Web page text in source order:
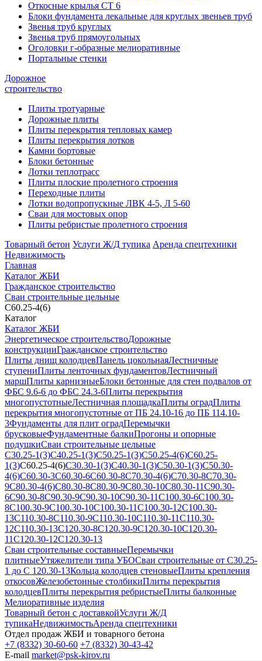
Откосные крылья СТ 6
Блоки фундамента лекальные для круглых звеньев труб
Звенья труб круглых
Звенья труб прямоугольных
Оголовки г-образные мелиоративные
Портальные стенки
Дорожное
строительство
Плиты тротуарные
Дорожные плиты
Плиты перекрытия тепловых камер
Плиты перекрытия лотков
Камни бортовые
Блоки бетонные
Лотки теплотрасс
Плиты плоские пролетного строения
Переходные плиты
Лотки водопропускные ЛВК 4-5, Л 5-60
Сваи для мостовых опор
Плиты ребристые пролетного строения
Товарный бетон Услуги Ж/Д тупика Аренда спецтехники
Недвижимость
Главная
Каталог ЖБИ
Гражданское строительство
Сваи строительные цельные
С60.25-4(6)
Каталог
Каталог ЖБИ
Энергетическое строительствоДорожные
конструкцииГражданское строительство
Плиты днищ колодцевПанель цокольнаяЛестничные
ступениПлиты ленточных фундаментовЛестничный
маршПлиты карнизныеБлоки бетонные для стен подвалов от
ФБС 9.6-6 до ФБС 24.3-6Плиты перекрытия
многопустотныеЛестничная площадкаПлиты оградПлиты
перекрытия многопустотные от ПБ 24.10-16 до ПБ 114.10-
3Фундаменты для плит оградПеремычки
брусковыеФундаментные балкиПрогоны и опорные
подушкиСваи строительные цельные
С30.25-1(3)С40.25-1(3)С50.25-1(3)С50.25-4(6)С60.25-
1(3)С60.25-4(6)С30.30-1(3)С40.30-1(3)С50.30-1(3)С50.30-
4(6)С60.30-3С60.30-6С60.30-8С70.30-4(6)С70.30-8С70.30-
9С80.30-4(6)С80.30-8С80.30-9С80.30-10С80.30-11С90.30-
6С90.30-8С90.30-9С90.30-10С90.30-11С100.30-6С100.30-
8С100.30-9С100.30-10С100.30-11С100.30-12С100.30-
13С110.30-8С110.30-9С110.30-10С110.30-11С110.30-
12С110.30-13С120.30-8С120.30-9С120.30-10С120.30-
11С120.30-12С120.30-13
Сваи строительные составныеПеремычки
плитныеУтяжелители типа УБОСваи строительные от С30.25-
1 до С 120.30-13Кольца колодцев стеновыеПлиты крепления
откосовЖелезобетонные столбикиПлиты перекрытия
колодцевПлиты перекрытия ребристыеПлиты балконные
Мелиоративные изделия
Товарный бетон с доставкойУслуги Ж/Д
тупикаНедвижимостьАренда спецтехники
Отдел продаж ЖБИ и товарного бетона
+7 (8332) 30-60-60 +7 (8332) 30-43-42
E-mail market@psk-kirov.ru